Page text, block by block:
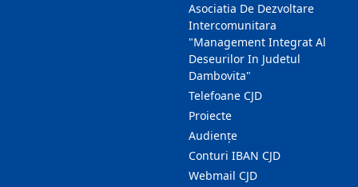
Asociatia De Dezvoltare
Intercomunitara
"Management Integrat Al
Deseurilor In Judetul
Dambovita"
Telefoane CJD
Proiecte
Audienţe
Conturi IBAN CJD
Webmail CJD